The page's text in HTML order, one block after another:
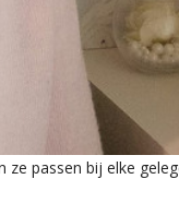
passen bij elke